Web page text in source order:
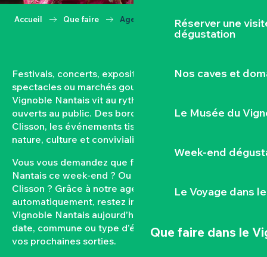
Réserver une
dégustation
Nos caves et
Le Musée du
Week-end
Le Voyage dans
Que faire dans le
Accueil Que faire Agenda
Festivals, concerts, expositions, vendanges,
spectacles ou marchés gourmands… Toute l’année, le
Vignoble Nantais vit au rythme de ses rendez-vous
ouverts au public. Des bords de Loire aux coteaux de
Clisson, les événements tissent un lien fort entre
nature, culture et convivialité.
Vous vous demandez que faire dans le Vignoble
Nantais ce week-end ? Ou quel est l’agenda de
Clisson ? Grâce à notre agenda mis à jour
automatiquement, restez informés des sorties dans le
Vignoble Nantais aujourd’hui et à venir. Filtrez par
date, commune ou type d’événement pour composer
vos prochaines sorties.